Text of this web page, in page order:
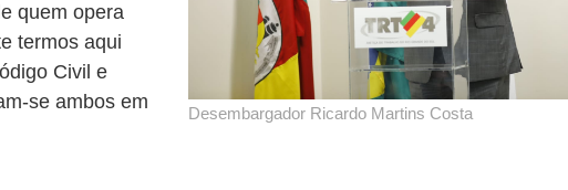
Desembargador Ricardo Martins Costa
quem opera
termos aqui
Civil e
se ambos em